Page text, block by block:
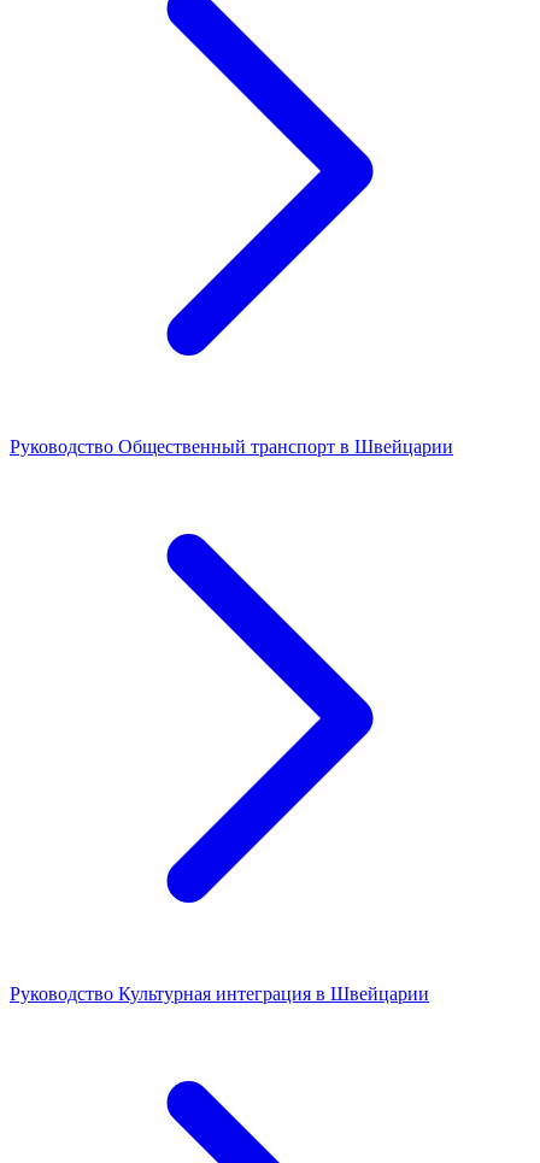
Руководство Общественный транспорт в Швейцарии
Руководство Культурная интеграция в Швейцарии